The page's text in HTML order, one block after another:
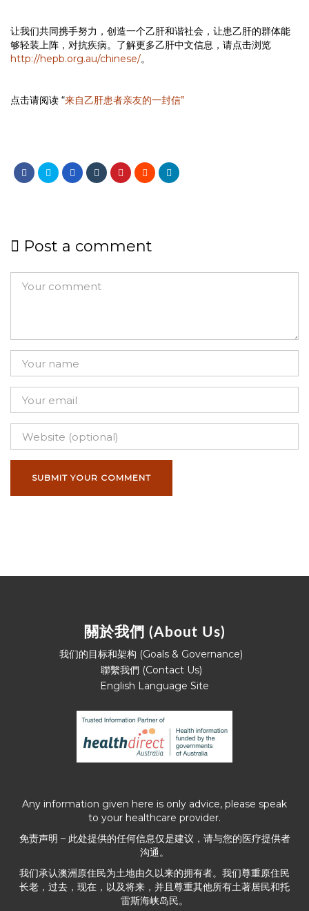
让我们共同携手努力，创造一个乙肝和谐社会，让患乙肝的群体能
够轻装上阵，对抗疾病。了解更多乙肝中文信息，请点击浏览
http://hepb.org.au/chinese/。
点击请阅读 “来自乙肝患者亲友的一封信”
Post a comment
關於我們 (About Us)
我们的目标和架构 (Goals & Governance)
聯繫我們 (Contact Us)
English Language Site
Any information given here is only advice, please speak
to your healthcare provider.
免责声明 – 此处提供的任何信息仅是建议，请与您的医疗提供者
沟通。
我们承认澳洲原住民为土地由久以来的拥有者。我们尊重原住民
长老，过去，现在，以及将来，并且尊重其他所有土著居民和托
雷斯海峡岛民。